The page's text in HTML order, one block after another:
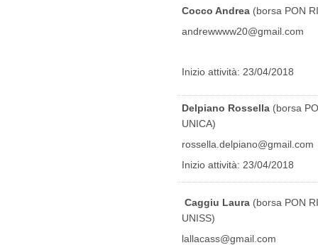
Cocco Andrea (borsa PON
andrewwww20@gmail.com
Inizio attività: 23/04/2018
Delpiano Rossella (borsa
UNICA)
rossella.delpiano@gmail.com
Inizio attività: 23/04/2018
Caggiu Laura (borsa PON RI
UNISS)
lallacass@gmail.com